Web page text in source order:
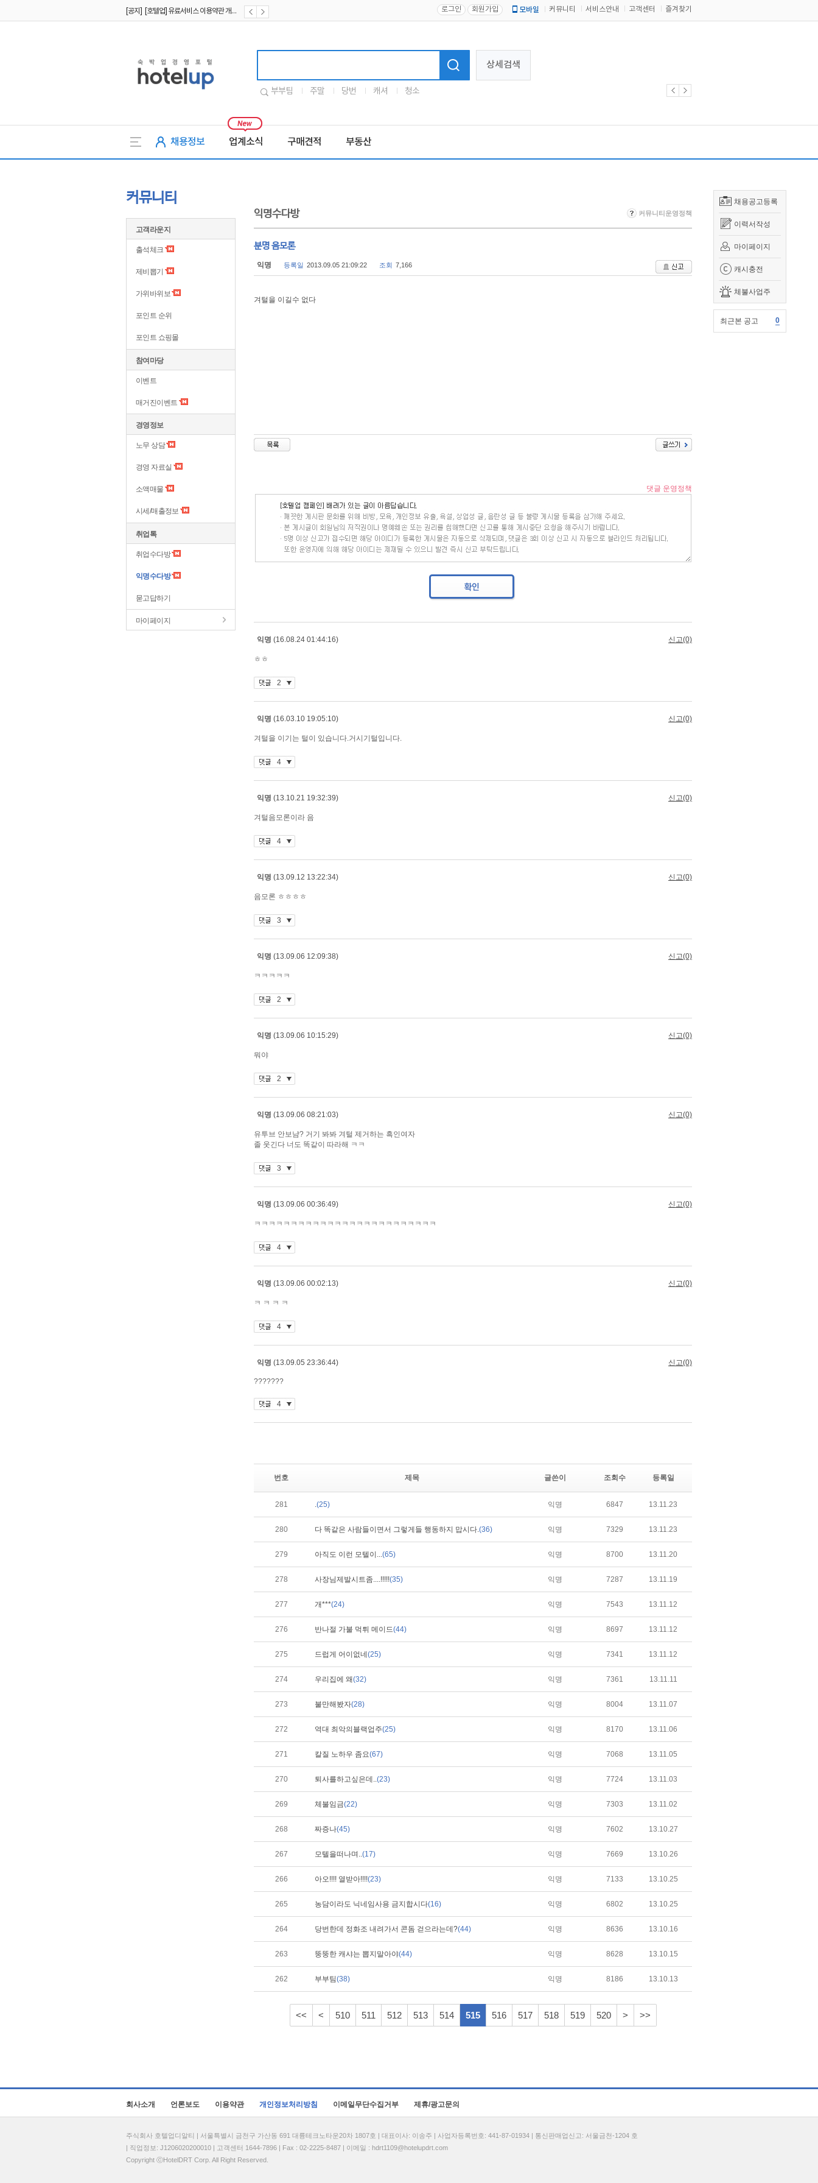
[공지] [호텔업] 유료서비스 이용약관 개정본2 (19.09.02) 로그인 회원가입 모바일 커뮤니티 서비스안내 고객센터 즐겨찾기
상세검색
부부팀 주말 당번 캐셔 청소
채용정보 업계소식 구매견적 부동산
채용공고등록
이력서작성
마이페이지
캐시충전
체불사업주
최근본 공고 0
커뮤니티
고객라운지
출석체크
제비뽑기
가위바위보
포인트 순위
포인트 쇼핑몰
참여마당
이벤트
매거진이벤트
경영정보
노무 상담
경영 자료실
소액매물
시세/매출정보
취업톡
취업수다방
익명수다방
묻고답하기
마이페이지
익명수다방 커뮤니티운영정책
분명 음모론
익명 등록일 2013.09.05 21:09:22 조회 7,166
겨털을 이길수 없다
번호 제목 글쓴이 조회수 등록일
281 .(25) 익명 6847 13.11.23
280 다 똑같은 사람들이면서 그렇게들 행동하지 맙시다.(36) 익명 7329 13.11.23
279 아직도 이런 모텔이...(65) 익명 8700 13.11.20
278 사장님제발시트좀....!!!!!(35) 익명 7287 13.11.19
277 개***(24) 익명 7543 13.11.12
276 반나절 가불 먹튀 메이드(44) 익명 8697 13.11.12
275 드럽게 어이없네 (25) 익명 7341 13.11.12
274 우리집에 왜(32) 익명 7361 13.11.11
273 불만해봤자(28) 익명 8004 13.11.07
272 역대 최악의블랙업주(25) 익명 8170 13.11.06
271 칼질 노하우 좀요(67) 익명 7068 13.11.05
270 퇴사를하고싶은데..(23) 익명 7724 13.11.03
269 체불임금(22) 익명 7303 13.11.02
268 짜증나(45) 익명 7602 13.10.27
267 모텔을떠나며..(17) 익명 7669 13.10.26
266 아오!!!! 열받아!!!!(23) 익명 7133 13.10.25
265 농담이라도 닉네임사용 금지합시다(16) 익명 6802 13.10.25
264 당번한데 정화조 내려가서 콘돔 걷으라는데?(44) 익명 8636 13.10.16
263 뚱뚱한 캐샤는 뽑지말아야(44) 익명 8628 13.10.15
262 부부팀(38) 익명 8186 13.10.13
<< < 510 511 512 513 514 515 516 517 518 519 520 > >>
회사소개 언론보도 이용약관 개인정보처리방침 이메일무단수집거부 제휴/광고문의
주식회사 호텔업디알티 | 서울특별시 금천구 가산동 691 대륭테크노타운20차 1807호 | 대표이사: 이송주 | 사업자등록번호: 441-87-01934 | 통신판매업신고: 서울금천-1204 호
| 직업정보: J1206020200010 | 고객센터 1644-7896 | Fax : 02-2225-8487 | 이메일 : hdrt1109@hotelupdrt.com
Copyright ⓒHotelDRT Corp. All Right Reserved.